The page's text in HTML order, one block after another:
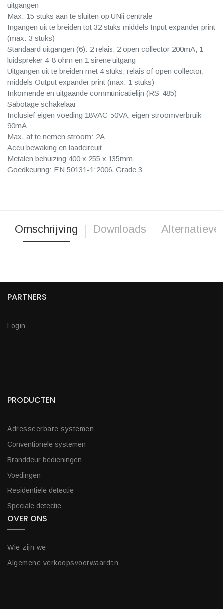
uitgangen
Max. 15 stuks aan te sluiten op UNii centrale
Ingangen uit te breiden tot 32 stuks middels Input expander print
(max. 3 stuks)
Standaard uitgangen (6): 2 relais, 2 open collector 200mA, 1
luidspreker 4-8 ohm en 1 sirene uitgang
Uitgangen uit te breiden met 4 stuks, relais of open collector,
middels Output expander print (max. 1 stuks)
Inkomende en uitgaande communicatielijn (RS-485)
Sabotage schakelaar
Inclusief eigen voeding 18VAC-50VA, eigen stroomverbruik
90mA
Max. af te nemen stroom: 2A
Accu bewaking en laadcircuit
Metalen behuizing 400 x 255 x 135mm
Goedkeuring: EN 50131-1:2006, Grade 3
Omschrijving Downloads Alternatieve
PARTNERS
Login
PRODUCTEN
Adresseerbare systemen
Conventionele systemen
Branddeur bedieningen
Voedingen
Residentiële detectie
Speciale detectie
OVER ONS
Wie zijn we
Algemene verkoopsvoorwaarden